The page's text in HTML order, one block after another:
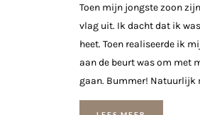
Toen mijn jongste zoon
vlag uit. Ik dacht dat ik
heet. Toen realiseerde ik
aan de beurt was om met
gaan. Bummer! Natuurlijk